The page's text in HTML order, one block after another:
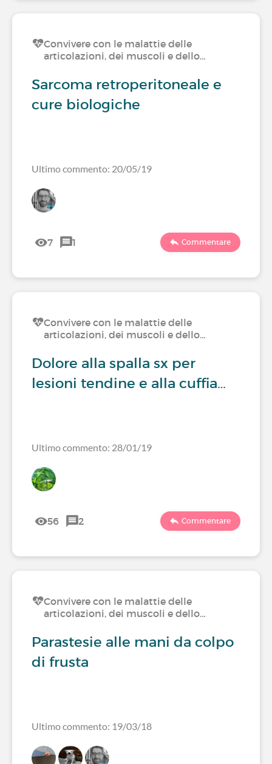
Convivere con le malattie delle
articolazioni, dei muscoli e dello…
Sarcoma retroperitoneale e
cure biologiche
Ultimo commento: 20/05/19
7 1 Commentare
Convivere con le malattie delle
articolazioni, dei muscoli e dello…
Dolore alla spalla sx per
lesioni tendine e alla cuffia…
Ultimo commento: 28/01/19
56 2 Commentare
Convivere con le malattie delle
articolazioni, dei muscoli e dello…
Parastesie alle mani da colpo
di frusta
Ultimo commento: 19/03/18